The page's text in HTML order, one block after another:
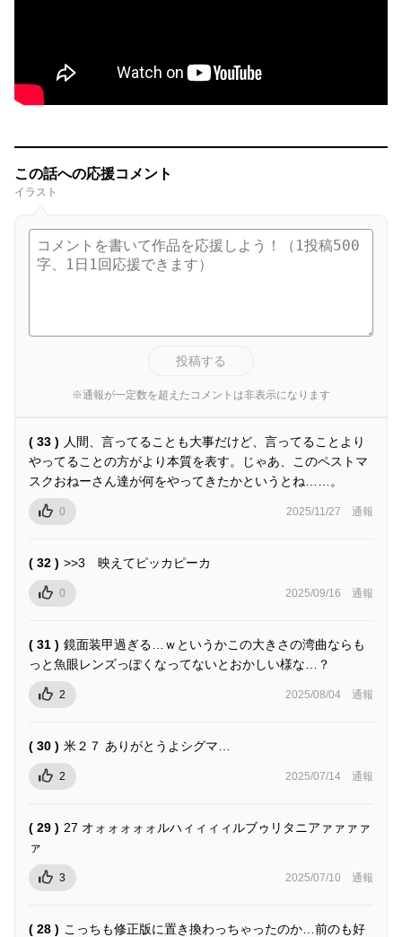
この話への応援コメント
イラスト
投稿する
※通報が一定数を超えたコメントは非表示になります
( 33 ) 人間、言ってることも大事だけど、言ってることより
やってることの方がより本質を表す。じゃあ、このペストマ
スクおねーさん達が何をやってきたかというとね……。
0 2025/11/27 通報
( 32 ) >>3 映えてピッカピーカ
0 2025/09/16 通報
( 31 ) 鏡面装甲過ぎる…ｗというかこの大きさの湾曲ならも
っと魚眼レンズっぽくなってないとおかしい様な…？
2 2025/08/04 通報
( 30 ) 米２７ ありがとうよシグマ…
2 2025/07/14 通報
( 29 ) 27 オォォォォォルハィィィィルブゥリタニアァァァァ
ァ
3 2025/07/10 通報
( 28 ) こっちも修正版に置き換わっちゃったのか…前のも好